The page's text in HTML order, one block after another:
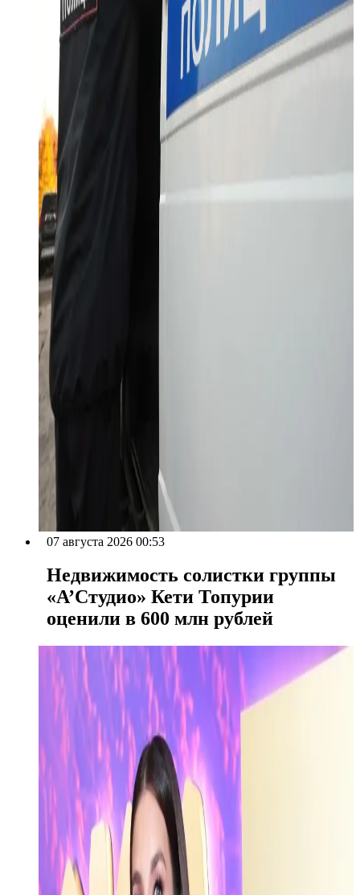
07 августа 2026 00:53
Недвижимость солистки группы
«А’Студио» Кети Топурии
оценили в 600 млн рублей